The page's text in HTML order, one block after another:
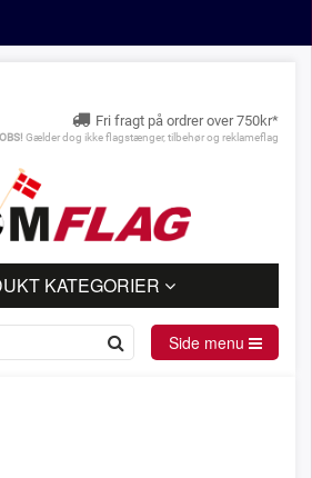
Fri fragt på ordrer over 750kr*
Gælder dog ikke flagstænger, tilbehør og reklameflag
KATEGORIER
Side menu